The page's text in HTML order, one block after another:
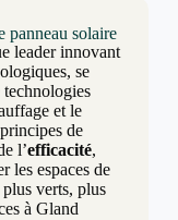
panneau solaire
leader innovant
se
et le
de
l’efficacité,
les espaces de
verts, plus
à Gland